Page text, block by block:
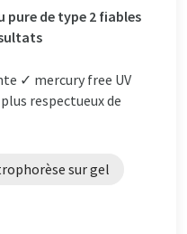
de type 2 fiables
✓ mercury free UV
respectueux de
sur gel